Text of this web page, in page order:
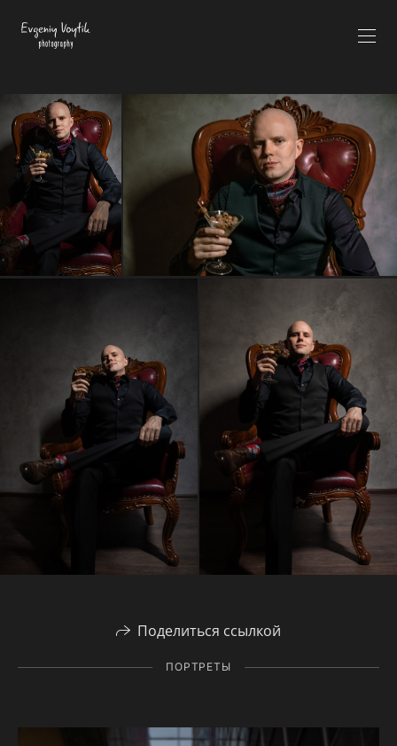
Поделиться ссылкой
ПОРТРЕТЫ